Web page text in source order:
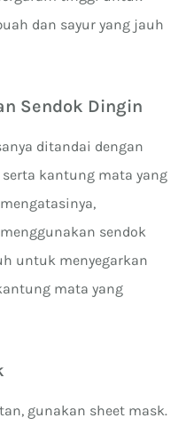
dan sayur yang jauh
Sendok Dingin
ditandai dengan
kantung mata yang
sendok
untuk menyegarkan
mata yang
gunakan sheet mask.